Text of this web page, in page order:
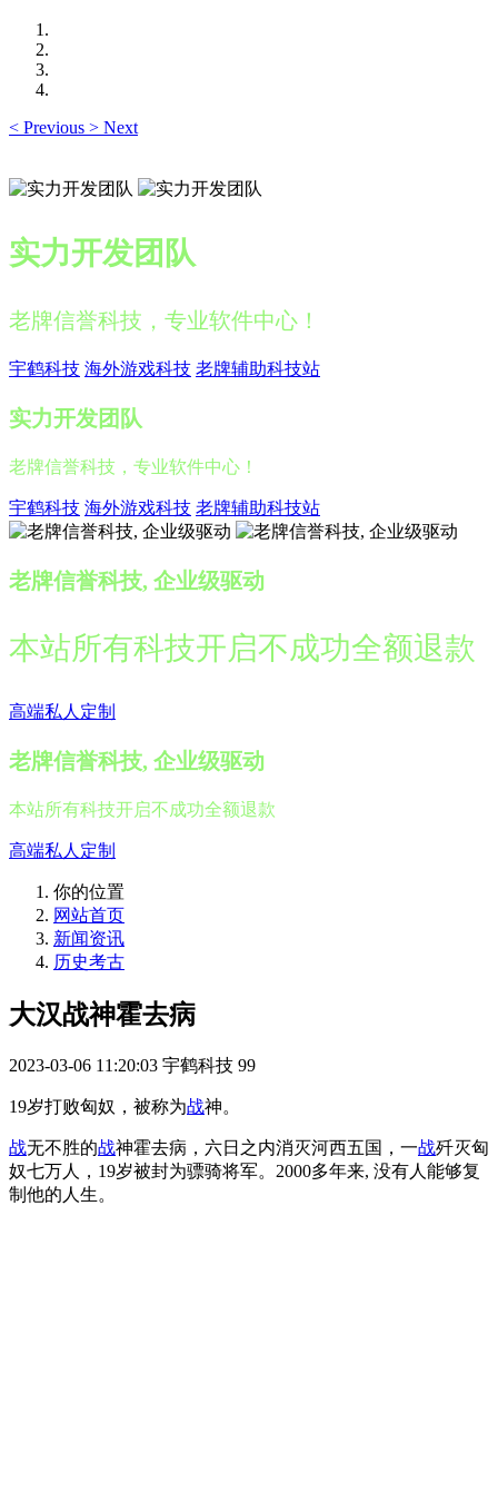
< Previous > Next
实力开发团队
老牌信誉科技，专业软件中心！
宇鹤科技 海外游戏科技 老牌辅助科技站
实力开发团队
老牌信誉科技，专业软件中心！
宇鹤科技 海外游戏科技 老牌辅助科技站
老牌信誉科技, 企业级驱动
本站所有科技开启不成功全额退款
高端私人定制
老牌信誉科技, 企业级驱动
本站所有科技开启不成功全额退款
高端私人定制
你的位置
网站首页
新闻资讯
历史考古
大汉战神霍去病
2023-03-06 11:20:03 宇鹤科技 99
19岁打败匈奴，被称为战神。
战无不胜的战神霍去病，六日之内消灭河西五国，一战歼灭匈
奴七万人，19岁被封为骠骑将军。2000多年来, 没有人能够复
制他的人生。